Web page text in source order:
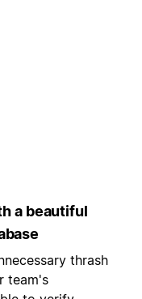
a beautiful
thrash
team's